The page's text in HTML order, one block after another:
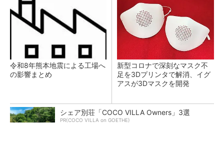
令和8年熊本地震による工場へ
の影響まとめ
新型コロナで深刻なマスク不
足を3Dプリンタで解消、イグ
アスが3Dマスクを開発
シェア別荘「COCO VILLA Owners」3選
PR(COCO VILLA on GOETHE)